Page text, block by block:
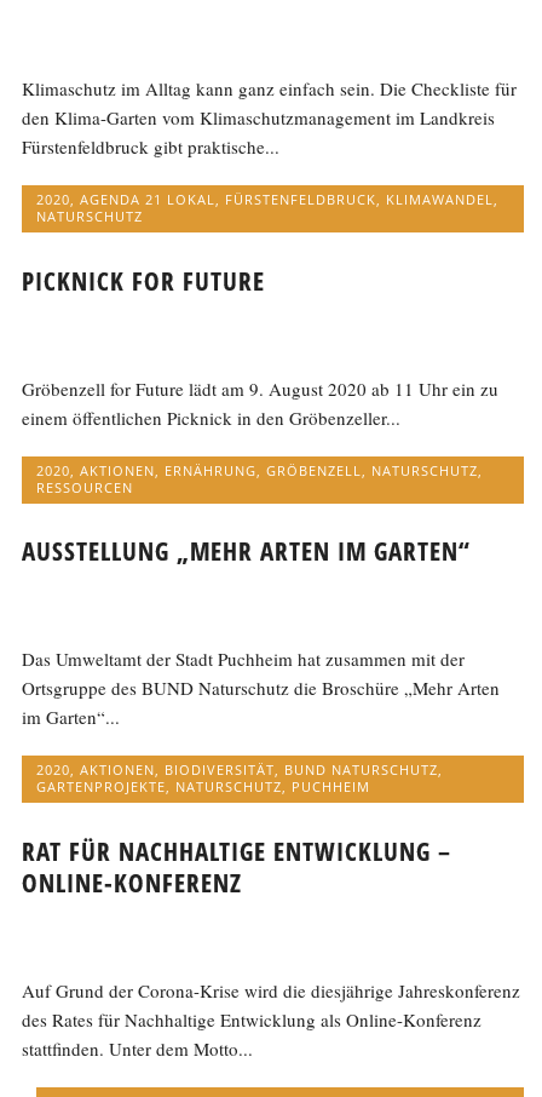
Klimaschutz im Alltag kann ganz einfach sein. Die Checkliste für
den Klima-Garten vom Klimaschutzmanagement im Landkreis
Fürstenfeldbruck gibt praktische...
2020,AGENDA 21 LOKAL, FÜRSTENFELDBRUCK, KLIMAWANDEL,
NATURSCHUTZ
PICKNICK FOR FUTURE
Gröbenzell for Future lädt am 9. August 2020 ab 11 Uhr ein zu
einem öffentlichen Picknick in den Gröbenzeller...
2020 ,AKTIONEN ERNÄHRUNG ,GRÖBENZELL NATURSCHUTZ
RESSOURCEN
AUSSTELLUNG „MEHR ARTEN IM GARTEN“
Das Umweltamt der Stadt Puchheim hat zusammen mit der
Ortsgruppe des BUND Naturschutz die Broschüre „Mehr Arten
im Garten“...
2020,AKTIONEN, BIODIVERSITÄT, BUND NATURSCHUTZ,
GARTENPROJEKTE, NATURSCHUTZ, PUCHHEIM
RAT FÜR NACHHALTIGE ENTWICKLUNG –
ONLINE-KONFERENZ
Auf Grund der Corona-Krise wird die diesjährige Jahreskonferenz
des Rates für Nachhaltige Entwicklung als Online-Konferenz
stattfinden. Unter dem Motto...